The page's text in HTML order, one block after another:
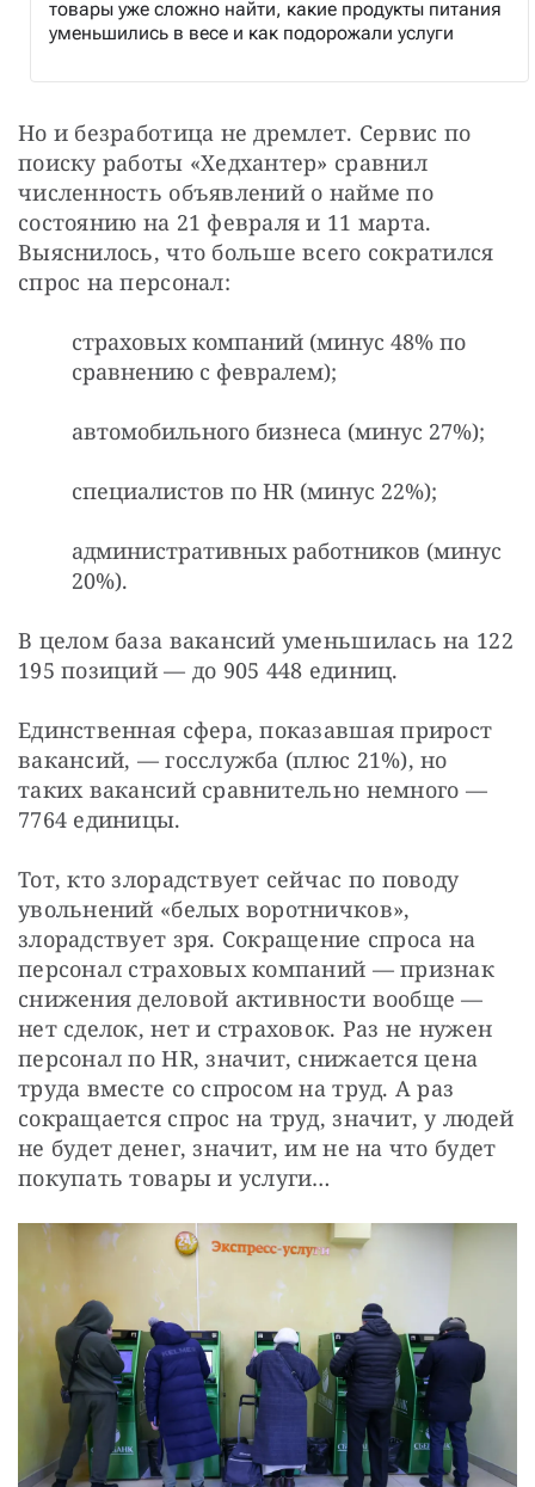
товары уже сложно найти, какие продукты питания
уменьшились в весе и как подорожали услуги
Но и безработица не дремлет. Сервис по
поиску работы «Хедхантер» сравнил
численность объявлений о найме по
состоянию на 21 февраля и 11 марта.
Выяснилось, что больше всего сократился
спрос на персонал:
страховых компаний (минус 48% по
сравнению с февралем);
автомобильного бизнеса (минус 27%);
специалистов по HR (минус 22%);
административных работников (минус
20%).
В целом база вакансий уменьшилась на 122
195 позиций — до 905 448 единиц.
Единственная сфера, показавшая прирост
вакансий, — госслужба (плюс 21%), но
таких вакансий сравнительно немного —
7764 единицы.
Тот, кто злорадствует сейчас по поводу
увольнений «белых воротничков»,
злорадствует зря. Сокращение спроса на
персонал страховых компаний — признак
снижения деловой активности вообще —
нет сделок, нет и страховок. Раз не нужен
персонал по HR, значит, снижается цена
труда вместе со спросом на труд. А раз
сокращается спрос на труд, значит, у людей
не будет денег, значит, им не на что будет
покупать товары и услуги…